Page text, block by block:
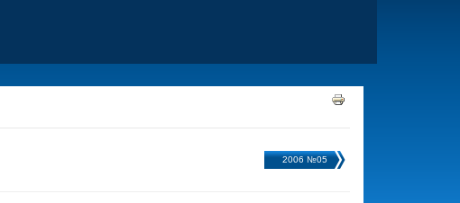
2006 №05